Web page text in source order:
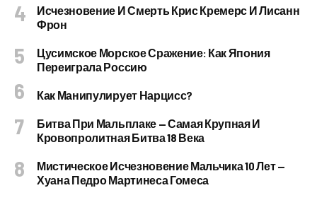
Исчезновение И Смерть Крис Кремерс И Лисанн
Фрон
Цусимское Морское Сражение: Как Япония
Переиграла Россию
Как Манипулирует Нарцисс?
Битва При Мальплаке — Самая Крупная И
Кровопролитная Битва 18 Века
Мистическое Исчезновение Мальчика 10 Лет —
Хуана Педро Мартинеса Гомеса